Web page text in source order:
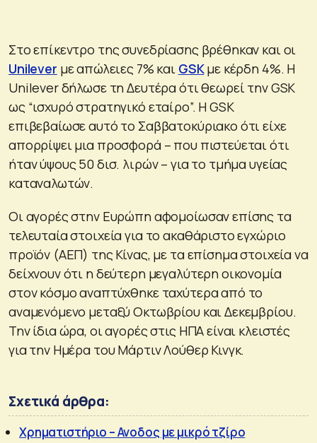
Στο επίκεντρο της συνεδρίασης βρέθηκαν και οι
Unilever με απώλειες 7% και GSKμε κέρδη 4%. Η
Unilever δήλωσε τη Δευτέρα ότι θεωρεί την GSK
ως “ισχυρό στρατηγικό εταίρο”. Η GSK
επιβεβαίωσε αυτό το Σαββατοκύριακο ότι είχε
απορρίψει μια προσφορά – που πιστεύεται ότι
ήταν ύψους 50 δισ. λιρών – για το τμήμα υγείας
καταναλωτών.
Οι αγορές στην Ευρώπη αφομοίωσαν επίσης τα
τελευταία στοιχεία για το ακαθάριστο εγχώριο
προϊόν (ΑΕΠ) της Κίνας, με τα επίσημα στοιχεία να
δείχνουν ότι η δεύτερη μεγαλύτερη οικονομία
στον κόσμο αναπτύχθηκε ταχύτερα από το
αναμενόμενο μεταξύ Οκτωβρίου και Δεκεμβρίου.
Την ίδια ώρα, οι αγορές στις ΗΠΑ είναι κλειστές
για την Ημέρα του Μάρτιν Λούθερ Κινγκ.
Σχετικά άρθρα:
Xρηματιστήριο – Ανοδος με μικρό τζίρο